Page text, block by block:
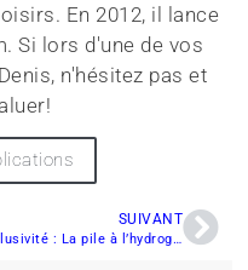
En 2012, il lance
Si lors d'une de vos
n'hésitez pas et
SUIVANT
Exclusivité : La pile à l’hydrogène sera disponible bientôt pour les motoneiges et quads !